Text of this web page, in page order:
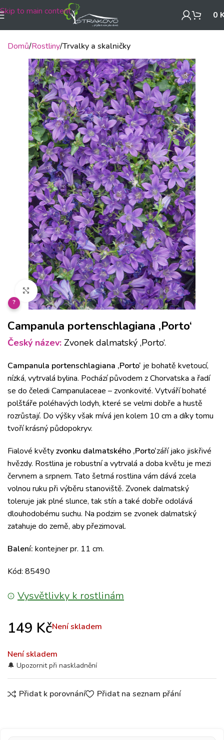
Skip to main content 0
Domů Rostliny Trvalky a skalničky
Klikněte pro zvětšení
?
Campanula portenschlagiana ‚Porto‘
Český název: Zvonek dalmatský ‚Porto‘.
Campanula portenschlagiana ‚Porto‘ je bohatě kvetoucí,
nízká, vytrvalá bylina. Pochází původem z Chorvatska a řadí
se do čeledi Campanulaceae – zvonkovité. Vytváří bohaté
polštáře poléhavých lodyh, které se velmi dobře a hustě
rozrůstají. Do výšky však mívá jen kolem 10 cm a díky tomu
tvoří krásný půdopokryv.
Fialové květyzvonku dalmatského ‚Porto‘září jako jiskřivé
hvězdy. Rostlina je robustní a vytrvalá a doba květu je mezi
červnem a srpnem. Tato šetrná rostlina vám dává zcela
volnou ruku při výběru stanoviště. Zvonek dalmatský
toleruje jak plné slunce, tak stín a také dobře odolává
dlouhodobému suchu. Na podzim se zvonek dalmatský
zatahuje do země, aby přezimoval.
Balení: kontejner pr. 11 cm.
Kód: 85490
Vysvětlivky k rostlinám
149 KčNení skladem
Není skladem
Přidat k porovnání Přidat na seznam přání